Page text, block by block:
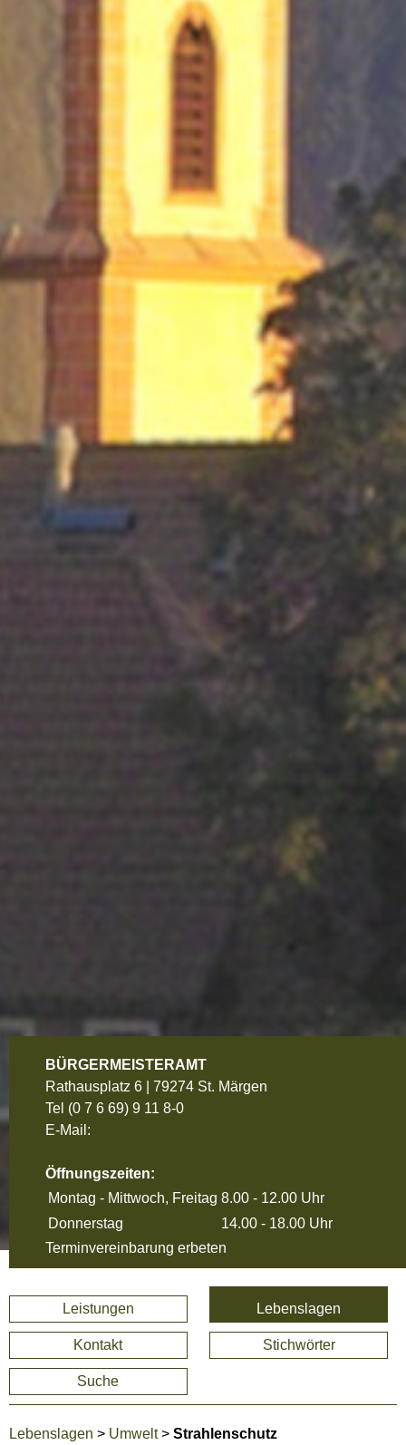
BÜRGERMEISTERAMT
Rathausplatz 6 | 79274 St. Märgen
Tel (0 7 6 69) 9 11 8-0
E-Mail:
Öffnungszeiten:
Montag - Mittwoch, Freitag 8.00 - 12.00 Uhr
Donnerstag
14.00 - 18.00 Uhr
Terminvereinbarung erbeten
Leistungen Lebenslagen
Kontakt Stichwörter
Suche
Lebenslagen > Umwelt> Strahlenschutz